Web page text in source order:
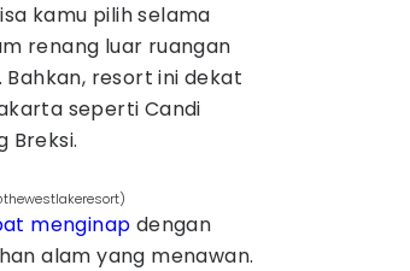
kamu pilih selama
renang luar ruangan
resort ini dekat
seperti Candi
Breksi.
menginap dengan
alam yang menawan.